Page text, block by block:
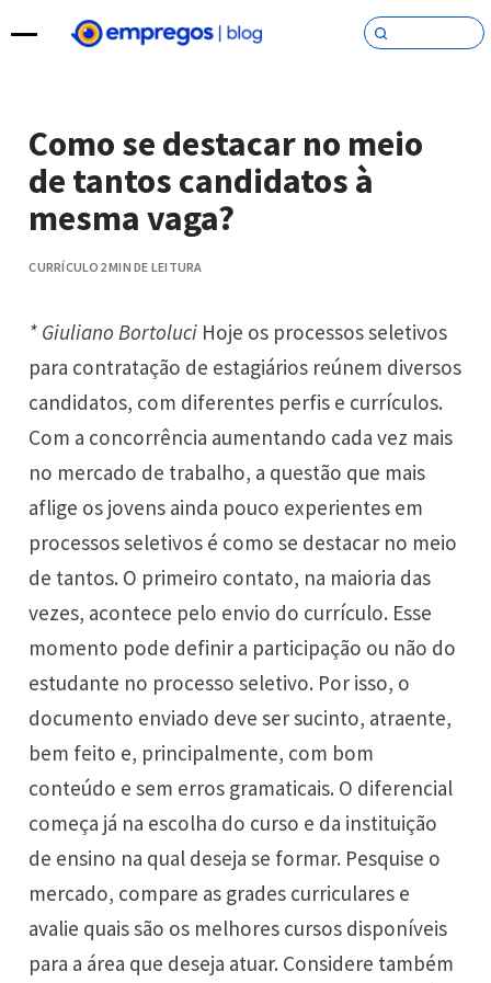
Pular para o conteúdo
Como se destacar no meio
de tantos candidatos à
mesma vaga?
CURRÍCULO 2 MIN DE LEITURA
* Giuliano Bortoluci Hoje os processos seletivos
para contratação de estagiários reúnem diversos
candidatos, com diferentes perfis e currículos.
Com a concorrência aumentando cada vez mais
no mercado de trabalho, a questão que mais
aflige os jovens ainda pouco experientes em
processos seletivos é como se destacar no meio
de tantos. O primeiro contato, na maioria das
vezes, acontece pelo envio do currículo. Esse
momento pode definir a participação ou não do
estudante no processo seletivo. Por isso, o
documento enviado deve ser sucinto, atraente,
bem feito e, principalmente, com bom
conteúdo e sem erros gramaticais. O diferencial
começa já na escolha do curso e da instituição
de ensino na qual deseja se formar. Pesquise o
mercado, compare as grades curriculares e
avalie quais são os melhores cursos disponíveis
para a área que deseja atuar. Considere também